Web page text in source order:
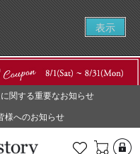
表示
関する重要なお知らせ
様へのお知らせ
お気に入り